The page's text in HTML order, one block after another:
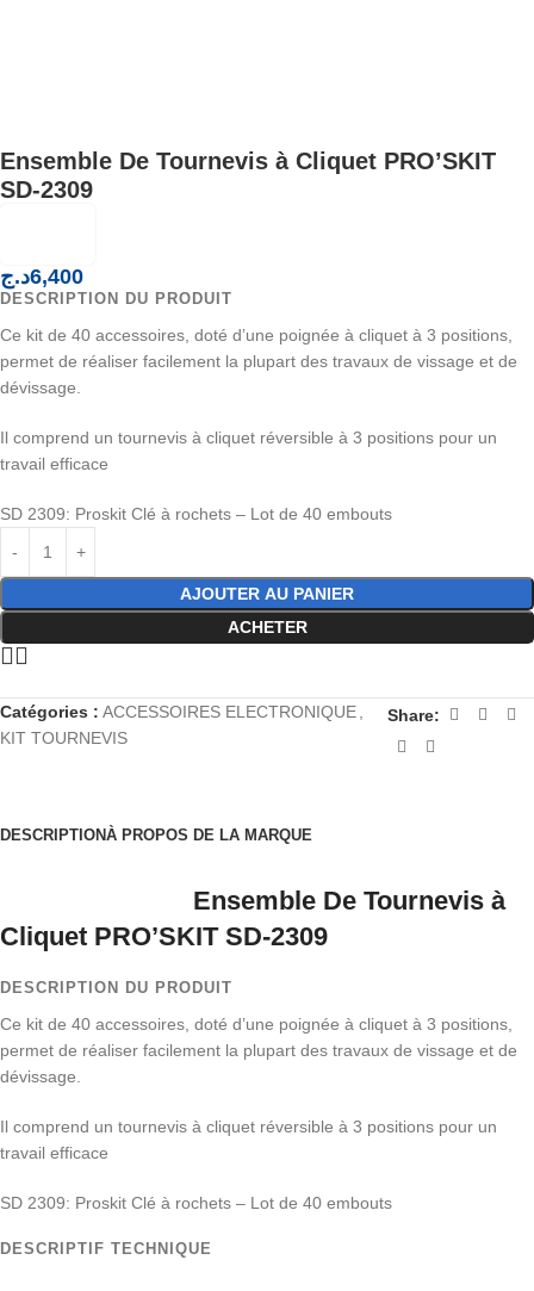
Ensemble De Tournevis à Cliquet PRO’SKIT
SD-2309
6,400د.ج
DESCRIPTION DU PRODUIT
Ce kit de 40 accessoires, doté d’une poignée à cliquet à 3 positions,
permet de réaliser facilement la plupart des travaux de vissage et de
dévissage.
Il comprend un tournevis à cliquet réversible à 3 positions pour un
travail efficace
SD 2309: Proskit Clé à rochets – Lot de 40 embouts
AJOUTER AU PANIER
ACHETER
Catégories : ACCESSOIRES ELECTRONIQUE
KIT TOURNEVIS
Share:
DESCRIPTIONÀ PROPOS DE LA MARQUE
Ensemble De Tournevis à
Cliquet PRO’SKIT SD-2309
DESCRIPTION DU PRODUIT
Ce kit de 40 accessoires, doté d’une poignée à cliquet à 3 positions,
permet de réaliser facilement la plupart des travaux de vissage et de
dévissage.
Il comprend un tournevis à cliquet réversible à 3 positions pour un
travail efficace
SD 2309: Proskit Clé à rochets – Lot de 40 embouts
DESCRIPTIF TECHNIQUE